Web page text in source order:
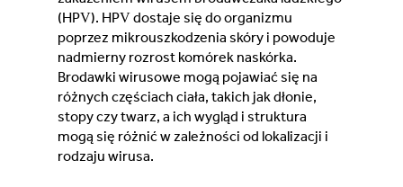
(HPV). HPV dostaje się do organizmu
poprzez mikrouszkodzenia skóry i powoduje
nadmierny rozrost komórek naskórka.
Brodawki wirusowe mogą pojawiać się na
różnych częściach ciała, takich jak dłonie,
stopy czy twarz, a ich wygląd i struktura
mogą się różnić w zależności od lokalizacji i
rodzaju wirusa.
Portugal (Portuguese)
Serbia (Serbian)
Slovenia (Slovene)
Spain (Spanish)